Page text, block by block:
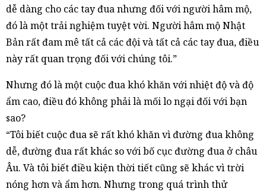
dễ dàng cho các tay đua nhưng đối với người hâm mộ,
đó là một trải nghiệm tuyệt vời. Người hâm mộ Nhật
Bản rất đam mê tất cả các đội và tất cả các tay đua, điều
này rất quan trọng đối với chúng tôi.”
Nhưng đó là một cuộc đua khó khăn với nhiệt độ và độ
ẩm cao, điều đó không phải là mối lo ngại đối với bạn
sao?
“Tôi biết cuộc đua sẽ rất khó khăn vì đường đua không
dễ, đường đua rất khác so với bố cục đường đua ở châu
Âu. Và tôi biết điều kiện thời tiết cũng sẽ khác vì trời
nóng hơn và ẩm hơn. Nhưng trong quá trình thử